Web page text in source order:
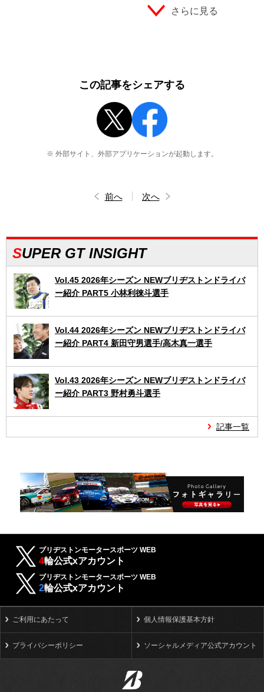
さらに見る
この記事をシェアする
※ 外部サイト、外部アプリケーションが起動します。
前へ 次へ
SUPER GT INSIGHT
Vol.45 2026年シーズン NEWブリヂストンドライバ
ー紹介 PART5 小林利徠斗選手
Vol.44 2026年シーズン NEWブリヂストンドライバ
ー紹介 PART4 新田守男選手/高木真一選手
Vol.43 2026年シーズン NEWブリヂストンドライバ
ー紹介 PART3 野村勇斗選手
記事一覧
ブリヂストンモータースポーツ WEB
4輪公式xアカウント
ブリヂストンモータースポーツ WEB
2輪公式xアカウント
ご利用にあたって 個人情報保護基本方針
プライバシーポリシー ソーシャルメディア公式アカウント